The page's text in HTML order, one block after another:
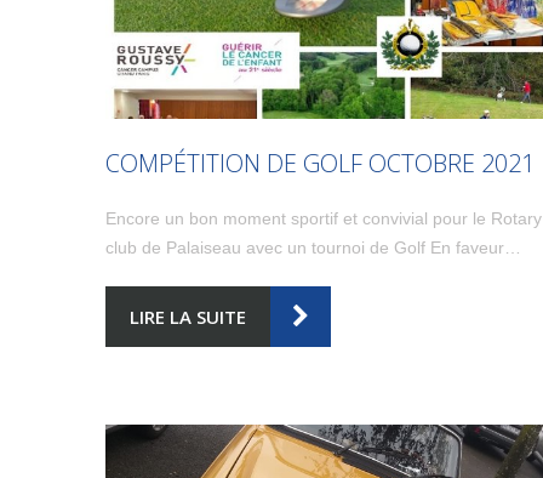
COMPÉTITION DE GOLF OCTOBRE 2021
Encore un bon moment sportif et convivial pour le Rotary
club de Palaiseau avec un tournoi de Golf En faveur…
LIRE LA SUITE